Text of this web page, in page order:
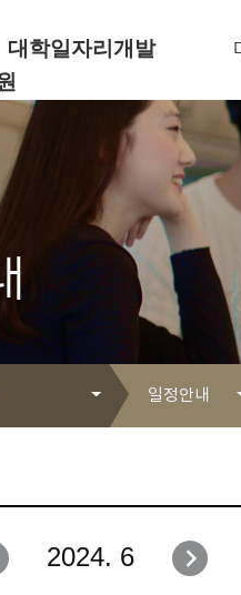
대학일자리개발
개발원
과
육센터
일정안내
자유게시판
일정안내
2024. 6